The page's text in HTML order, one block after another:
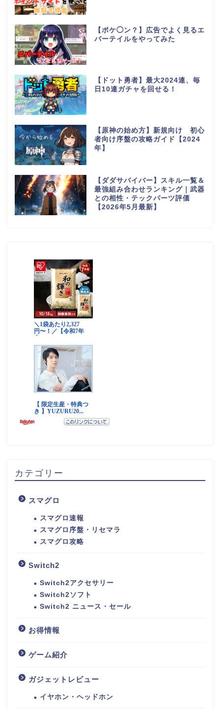
【ポケ◯ン？】広告でよく見るエ
バーテイルをやってみた
【ドット勇者】最大2024連、毎
日10連ガチャを回せる！
【原神の始め方】新規向け 初心
者向け序盤の攻略ガイド【2024
年】
【ダダサバイバー】スキル一覧＆
最強組み合わせランキング｜武器
との相性・テックパーツ評価
【2026年5月最新】
カテゴリー
スマグロ
スマグロ速報
スマグロ序盤・リセマラ
スマグロ攻略
Switch2
Switch2アクセサリー
Switch2ソフト
Switch2 ニュース・セール
お得情報
ゲーム紹介
ガジェットレビュー
イヤホン・ヘッドホン